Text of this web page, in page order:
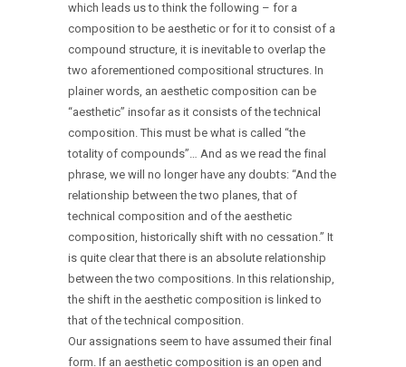
which leads us to think the following – for a
composition to be aesthetic or for it to consist of a
compound structure, it is inevitable to overlap the
two aforementioned compositional structures. In
plainer words, an aesthetic composition can be
“aesthetic” insofar as it consists of the technical
composition. This must be what is called “the
totality of compounds”… And as we read the final
phrase, we will no longer have any doubts: “And the
relationship between the two planes, that of
technical composition and of the aesthetic
composition, historically shift with no cessation.” It
is quite clear that there is an absolute relationship
between the two compositions. In this relationship,
the shift in the aesthetic composition is linked to
that of the technical composition.
Our assignations seem to have assumed their final
form. If an aesthetic composition is an open and